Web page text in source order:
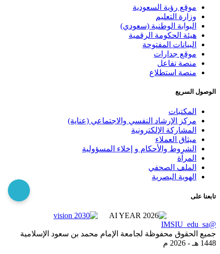
موقع رؤية السعودية
وزارة التعليم
البوابة الوطنية (سعودي)
هيئة الحكومة الرقمية
البيانات المفتوحة
موقع جدارات
منصة تفاعل
منصة استطلاع
الوصول السريع
المكتبات
مركز الإرشاد النفسي والاجتماعي (عناية)
المشاركة الإلكترونية
ميثاق العملاء
الشروط والأحكام و إخلاء المسؤولية
المرآة
الملف الصحفي
الهوية البصرية
تابعنا على
@IMSIU_edu_sa
جميع الحقوق محفوظة لجامعة الإمام محمد بن سعود الإسلامية
1448 هـ -
2026 م